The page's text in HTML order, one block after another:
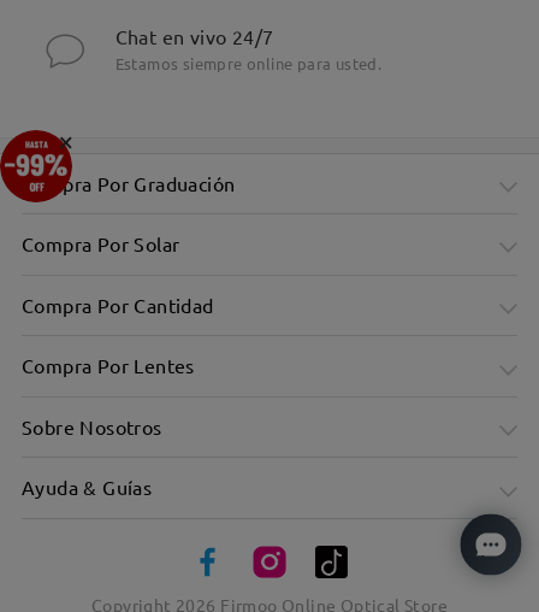
Chat en vivo 24/7
Estamos siempre online para usted.
Compra Por Graduación
Compra Por Solar
Compra Por Cantidad
Compra Por Lentes
Sobre Nosotros
Ayuda & Guías
Copyright 2026 Firmoo Online Optical Store
×